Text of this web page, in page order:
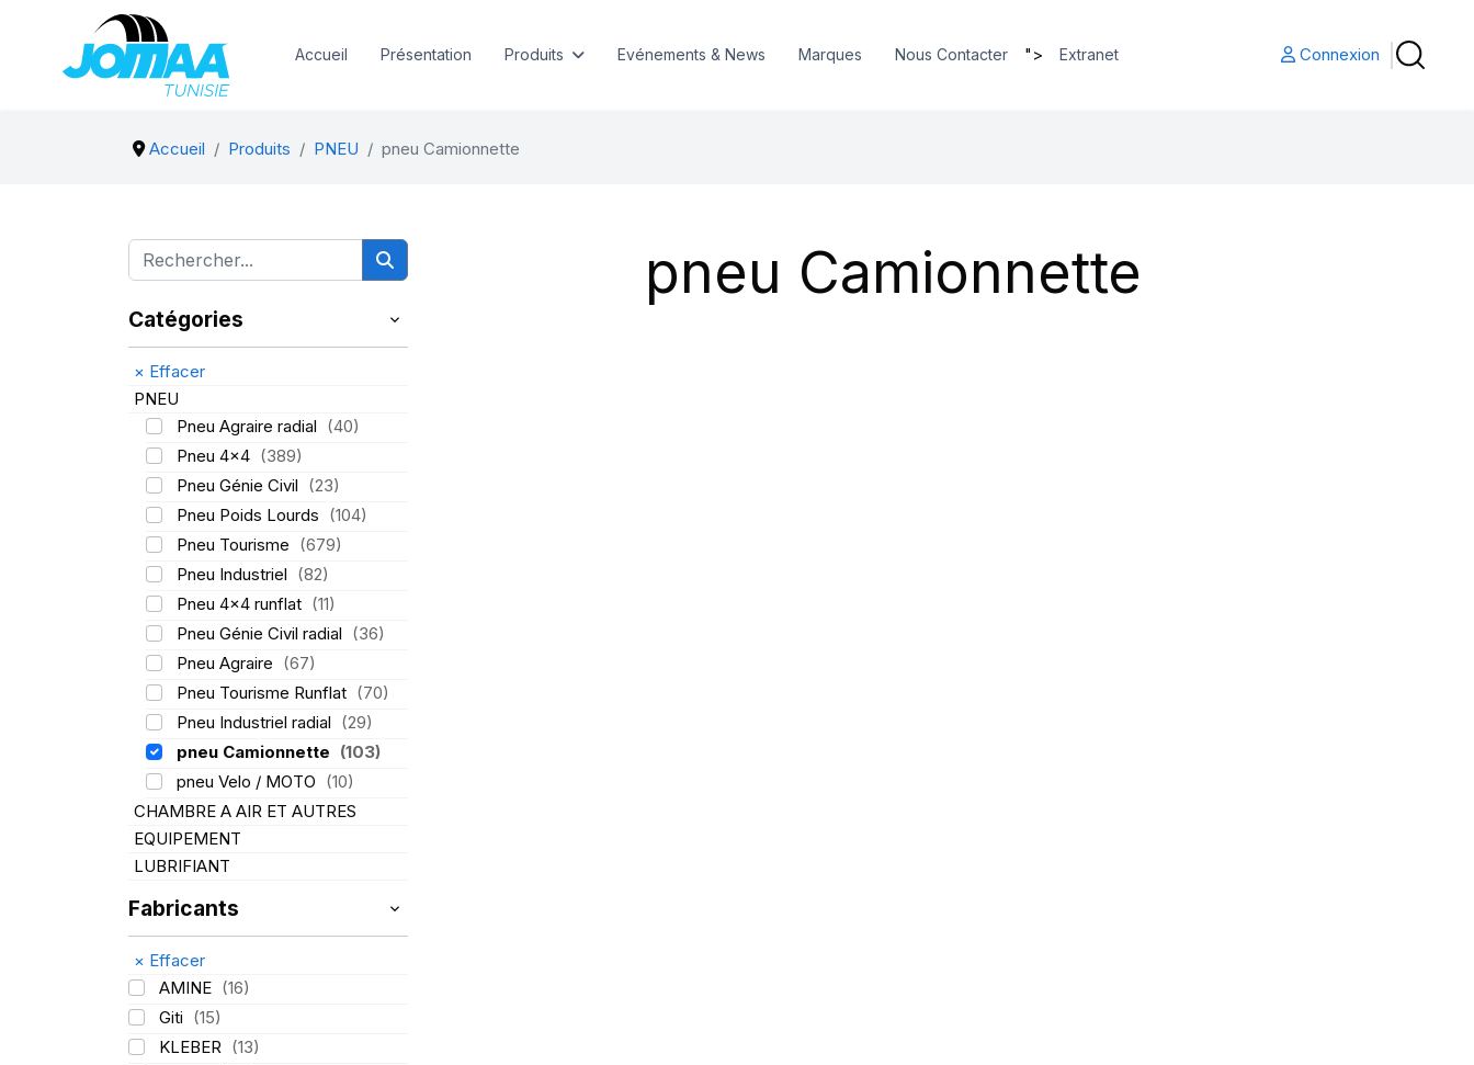
Accueil Présentation Produits Evénements & News Marques Nous Contacter "> Extranet Connexion
Accueil Produits PNEU pneu Camionnette
Catégories
× Effacer
PNEU
Pneu Agraire radial (40)
Pneu 4x4 (389)
Pneu Génie Civil (23)
Pneu Poids Lourds (104)
Pneu Tourisme (679)
Pneu Industriel (82)
Pneu 4x4 runflat (11)
Pneu Génie Civil radial (36)
Pneu Agraire (67)
Pneu Tourisme Runflat (70)
Pneu Industriel radial (29)
pneu Camionnette (103)
pneu Velo / MOTO (10)
CHAMBRE A AIR ET AUTRES
EQUIPEMENT
LUBRIFIANT
Fabricants
× Effacer
AMINE (16)
Giti (15)
KLEBER (13)
pneu Camionnette